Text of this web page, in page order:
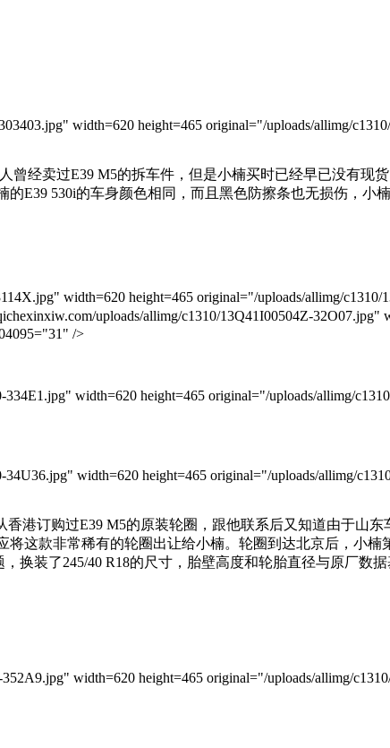
width=620 height=465 original="/uploads/allimg/
经卖过E39 M5的拆车件，但是小楠买时已经早已没有现
E39 530i的车身颜色相同，而且黑色防擦条也无损伤，小楠
width=620 height=465 original="/uploads/allimg/c1310/
uploads/allimg/c1310/13Q41I00504Z-32O07.jpg"
/>
width=620 height=465 original="/uploads/allimg/
width=620 height=465 original="/uploads/allimg/
港订购过E39 M5的原装轮圈，跟他联系后又知道由于山
这款非常稀有的轮圈出让给小楠。轮圈到达北京后，小楠
换装了245/40 R18的尺寸，胎壁高度和轮胎直径与原厂数据
width=620 height=465 original="/uploads/allimg/